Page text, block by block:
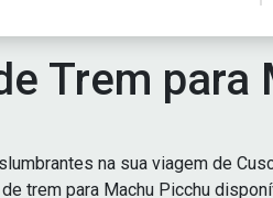
Trem para
na sua viagem de
trem para Machu Picchu